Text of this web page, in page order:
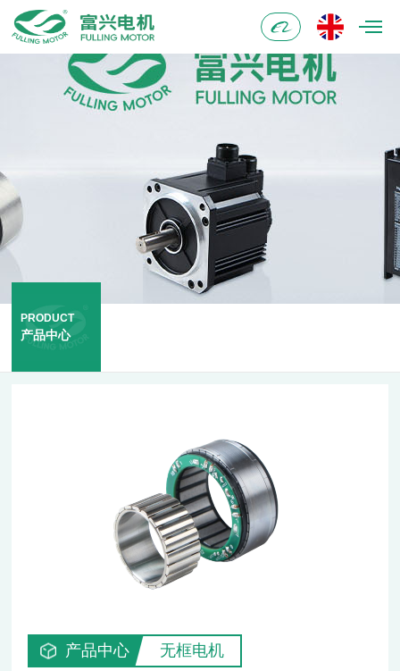
阿
里
巴
PRODUCT
产品中心
产品中心 无框电机